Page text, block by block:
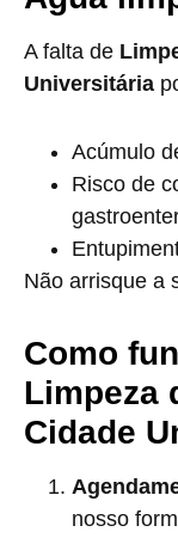
A falta de
Universitária
Acúmulo
Risco de
Não arrisque a
Como
Limpeza
Cidade
nosso